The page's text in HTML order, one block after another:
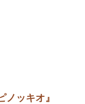
ノッキオ』